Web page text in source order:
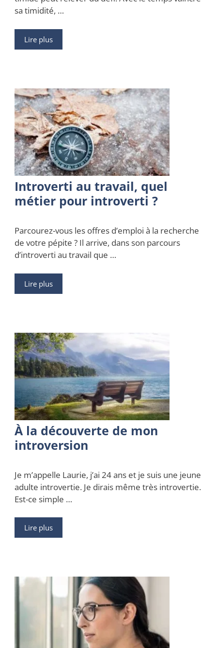
sa timidité, …
Lire plus
Introverti au travail, quel
métier pour introverti ?
Parcourez-vous les offres d’emploi à la recherche
de votre pépite ? Il arrive, dans son parcours
d’introverti au travail que …
Lire plus
À la découverte de mon
introversion
Je m’appelle Laurie, j’ai 24 ans et je suis une jeune
adulte introvertie. Je dirais même très introvertie.
Est-ce simple …
Lire plus